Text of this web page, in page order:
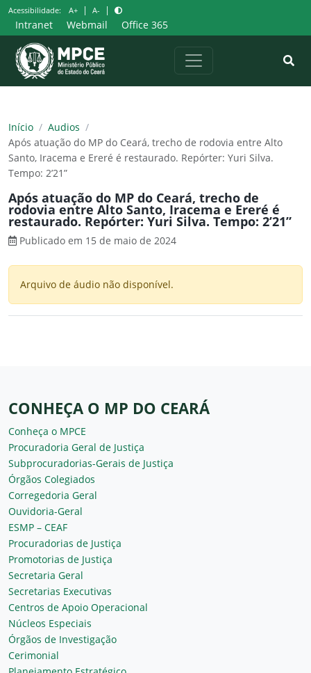
Pular
para
o
conteúdo
Acessibilidade: A+ | A- |
Intranet Webmail Office 365
Início / Audios /
Após atuação do MP do Ceará, trecho de rodovia entre Alto
Santo, Iracema e Ereré é restaurado. Repórter: Yuri Silva.
Tempo: 2’21”
Após atuação do MP do Ceará, trecho de
rodovia entre Alto Santo, Iracema e Ereré é
restaurado. Repórter: Yuri Silva. Tempo: 2’21”
Publicado em 15 de maio de 2024
Arquivo de áudio não disponível.
CONHEÇA O MP DO CEARÁ
Conheça o MPCE
Procuradoria Geral de Justiça
Subprocuradorias-Gerais de Justiça
Órgãos Colegiados
Corregedoria Geral
Ouvidoria-Geral
ESMP – CEAF
Procuradorias de Justiça
Promotorias de Justiça
Secretaria Geral
Secretarias Executivas
Centros de Apoio Operacional
Núcleos Especiais
Órgãos de Investigação
Cerimonial